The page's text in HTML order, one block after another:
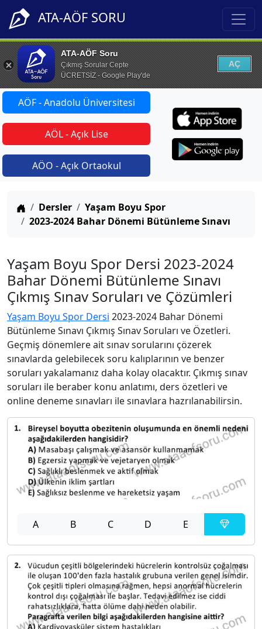
ATA-AÖF SORU
ATA-AÖF Soru
Çıkmış Sorular Cepte
ÜCRETSİZ - Google Play'de
AÇ
AÖF - Anadolu Üniversitesi
AÖL - Açık Lise
AÖO - Açık Ortaokul
Anasayfa
Dersler
Yaşam Boyu Spor
2023-2024 Bahar Dönemi Bütünleme Sınavı
Yaşam Boyu Spor Dersi 2023-2024
Bahar Dönemi Bütünleme Sınavı
Çıkmış Sınav Soruları ve Çözümleri
Yaşam Boyu Spor Dersi 2023-2024 Bahar Dönemi
Bütünleme Sınavı Çıkmış Sınav Soruları ve Özetleri.
Geçmiş dönemlere ait sınav sorularını çözerek
sınavlarda gelebilecek soru kalıplarının ve benzer
soruları yakalamanız daha kolay olacaktır. Çıkmış sınav
soruları ile beraber konu anlatımı, ders özetleri ve
online deneme sınavları ile sınavlara hazrılanabilirsin.
A B C D E